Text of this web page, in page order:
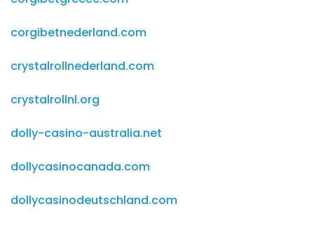
corgibetnederland.com
crystalrollnederland.com
crystalrollnl.org
dolly-casino-australia.net
dollycasinocanada.com
dollycasinodeutschland.com